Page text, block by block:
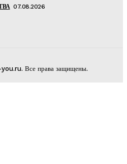
07.08.2026
Все права защищены.